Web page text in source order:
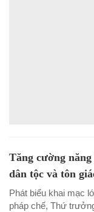
Tăng cường
dân tộc và tôn
Phát biểu khai mạc
pháp chế, Thứ